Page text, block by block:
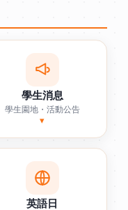
學生消息
學生園地・活動公告
▾
英語日